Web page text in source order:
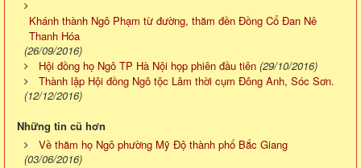
Khánh thành Ngô Phạm từ đường, thăm đền Đồng Cổ Đan Nê
Thanh Hóa
(26/09/2016)
Hội đồng họ Ngô TP Hà Nội họp phiên đầu tiên (29/10/2016)
Thành lập Hội đồng Ngô tộc Lâm thời cụm Đông Anh, Sóc Sơn.
(12/12/2016)
Những tin cũ hơn
Về thăm họ Ngô phường Mỹ Độ thành phố Bắc Giang
(03/06/2016)